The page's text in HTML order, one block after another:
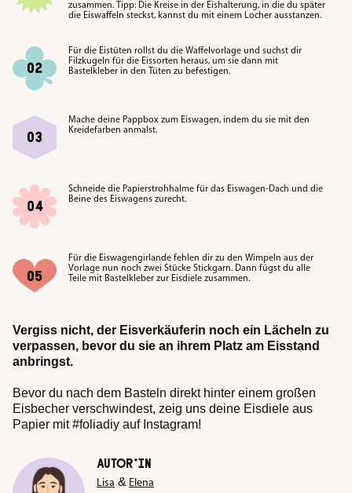
AUTOR*IN
Lisa & Elena
zusammen. Tipp: Die Kreise in der Eishalterung, in die du später
die Eiswaffeln steckst, kannst du mit einem Locher ausstanzen.
Für die Eistüten rollst du die Waffelvorlage und suchst dir
Filzkugeln für die Eissorten heraus, um sie dann mit
Bastelkleber in den Tüten zu befestigen.
Mache deine Pappbox zum Eiswagen, indem du sie mit den
Kreidefarben anmalst.
Schneide die Papierstrohhalme für das Eiswagen-Dach und die
Beine des Eiswagens zurecht.
Für die Eiswagengirlande fehlen dir zu den Wimpeln aus der
Vorlage nun noch zwei Stücke Stickgarn. Dann fügst du alle
Teile mit Bastelkleber zur Eisdiele zusammen.
Vergiss nicht, der Eisverkäuferin noch ein Lächeln zu
verpassen, bevor du sie an ihrem Platz am Eisstand
anbringst.
Bevor du nach dem Basteln direkt hinter einem großen
Eisbecher verschwindest, zeig uns deine Eisdiele aus
Papier mit #foliadiy auf Instagram!